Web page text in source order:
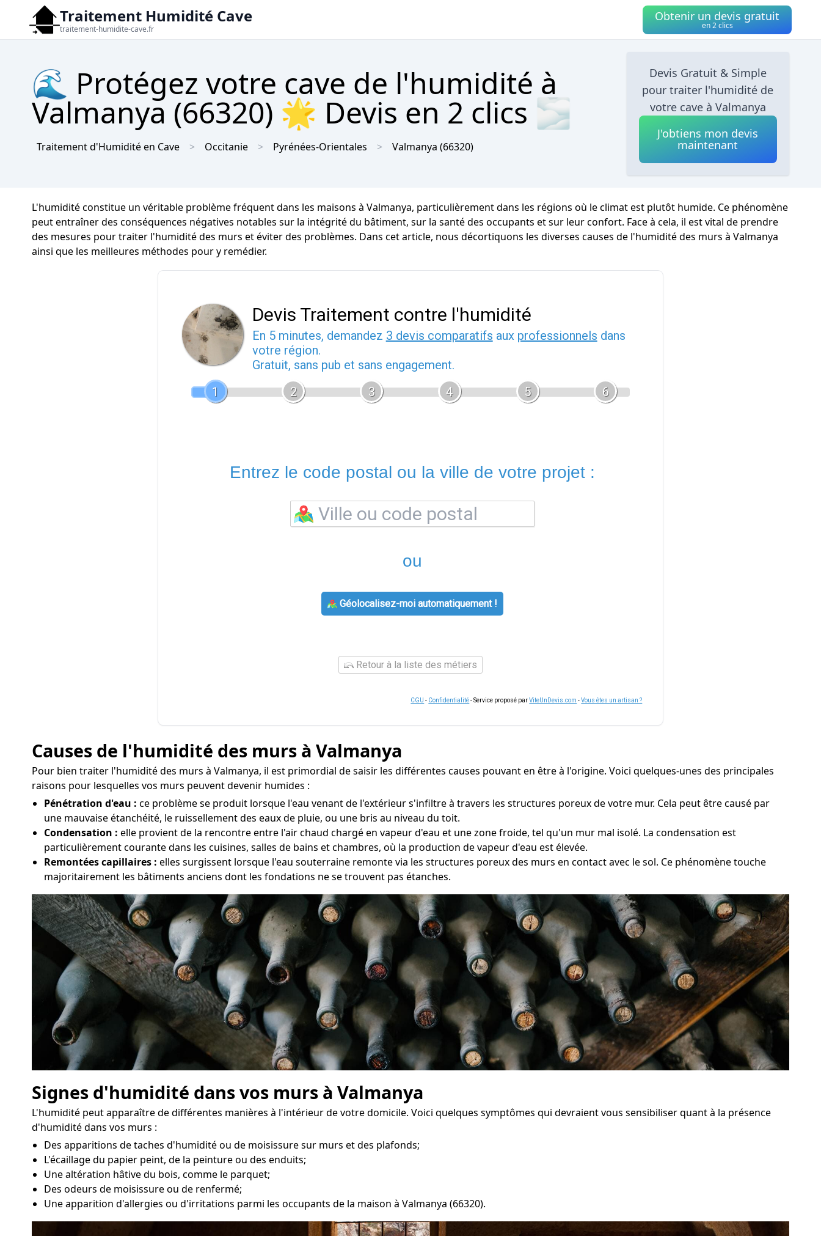
Traitement Humidité Cave
traitement-humidite-cave.fr
Obtenir un devis gratuit
en 2 clics
🌊 Protégez votre cave de l'humidité à
Valmanya (66320) 🌟 Devis en 2 clics 🌫
Traitement d'Humidité en Cave Occitanie Pyrénées-Orientales Valmanya (66320)
Devis Gratuit & Simple
pour traiter l'humidité de
votre cave à Valmanya
J'obtiens mon devis
maintenant
L'humidité constitue un véritable problème fréquent dans les maisons à Valmanya, particulièrement dans les régions où le climat est plutôt humide. Ce phénomène
peut entraîner des conséquences négatives notables sur la intégrité du bâtiment, sur la santé des occupants et sur leur confort. Face à cela, il est vital de prendre
des mesures pour traiter l'humidité des murs et éviter des problèmes. Dans cet article, nous décortiquons les diverses causes de l'humidité des murs à Valmanya
ainsi que les meilleures méthodes pour y remédier.
Devis Traitement contre l'humidité
En 5 minutes, demandez 3 devis comparatifs aux professionnels dans
votre région.
Gratuit, sans pub et sans engagement.
1
2 3 4 5 6
Entrez le code postal ou la ville de votre projet :
ou
Géolocalisez-moi automatiquement !
Retour à la liste des métiers
CGU - Confidentialité- Service proposé parViteUnDevis.com -Vous êtes un artisan ?
Causes de l'humidité des murs à Valmanya
Pour bien traiter l'humidité des murs à Valmanya, il est primordial de saisir les différentes causes pouvant en être à l'origine. Voici quelques-unes des principales
raisons pour lesquelles vos murs peuvent devenir humides :
Pénétration d'eau : ce problème se produit lorsque l'eau venant de l'extérieur s'infiltre à travers les structures poreux de votre mur. Cela peut être causé par
une mauvaise étanchéité, le ruissellement des eaux de pluie, ou une bris au niveau du toit.
Condensation : elle provient de la rencontre entre l'air chaud chargé en vapeur d'eau et une zone froide, tel qu'un mur mal isolé. La condensation est
particulièrement courante dans les cuisines, salles de bains et chambres, où la production de vapeur d'eau est élevée.
Remontées capillaires : elles surgissent lorsque l'eau souterraine remonte via les structures poreux des murs en contact avec le sol. Ce phénomène touche
majoritairement les bâtiments anciens dont les fondations ne se trouvent pas étanches.
Signes d'humidité dans vos murs à Valmanya
L'humidité peut apparaître de différentes manières à l'intérieur de votre domicile. Voici quelques symptômes qui devraient vous sensibiliser quant à la présence
d'humidité dans vos murs :
Des apparitions de taches d'humidité ou de moisissure sur murs et des plafonds;
L'écaillage du papier peint, de la peinture ou des enduits;
Une altération hâtive du bois, comme le parquet;
Des odeurs de moisissure ou de renfermé;
Une apparition d'allergies ou d'irritations parmi les occupants de la maison à Valmanya (66320).